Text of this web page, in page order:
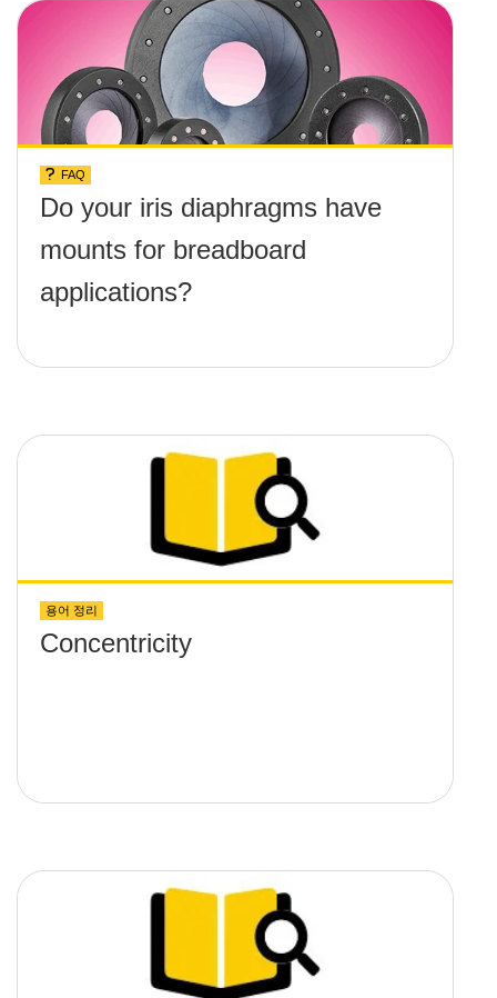
FAQ
Do your iris diaphragms have
mounts for breadboard
applications?
용어 정리
Concentricity